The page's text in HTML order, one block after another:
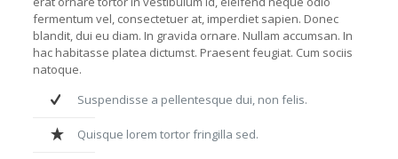
fermentum vel, consectetuer at, imperdiet sapien. Donec
blandit, dui eu diam. In gravida ornare. Nullam accumsan. In
hac habitasse platea dictumst. Praesent feugiat. Cum sociis
natoque.
Suspendisse a pellentesque dui, non felis.
Quisque lorem tortor fringilla sed.